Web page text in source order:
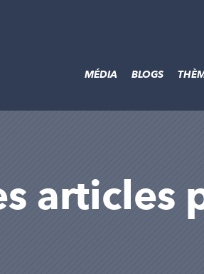
MÉDIA BLOGS
articles